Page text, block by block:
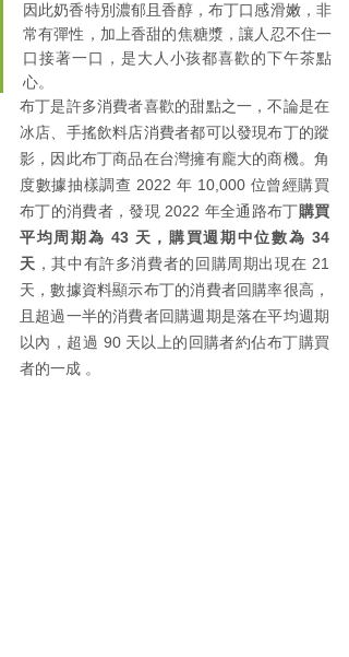
因此奶香特別濃郁且香醇，布丁口感滑嫩，非
常有彈性，加上香甜的焦糖漿，讓人忍不住一
口接著一口，是大人小孩都喜歡的下午茶點
心。
布丁是許多消費者喜歡的甜點之一，不論是在
冰店、手搖飲料店消費者都可以發現布丁的蹤
影，因此布丁商品在台灣擁有龐大的商機。 角
度數據抽樣調查 2022 年 10,000 位曾經購買
布丁的消費者，發現 2022 年全通路布丁購買
平均周期為 43 天，購買週期中位數為 34
天 ，其中有許多消費者的回購周期出現在 21
天，數據資料顯示布丁的消費者回購率很高，
且超過一半的消費者回購週期是落在平均週期
以內，超過 90 天以上的回購者約佔布丁購買
者的一成 。